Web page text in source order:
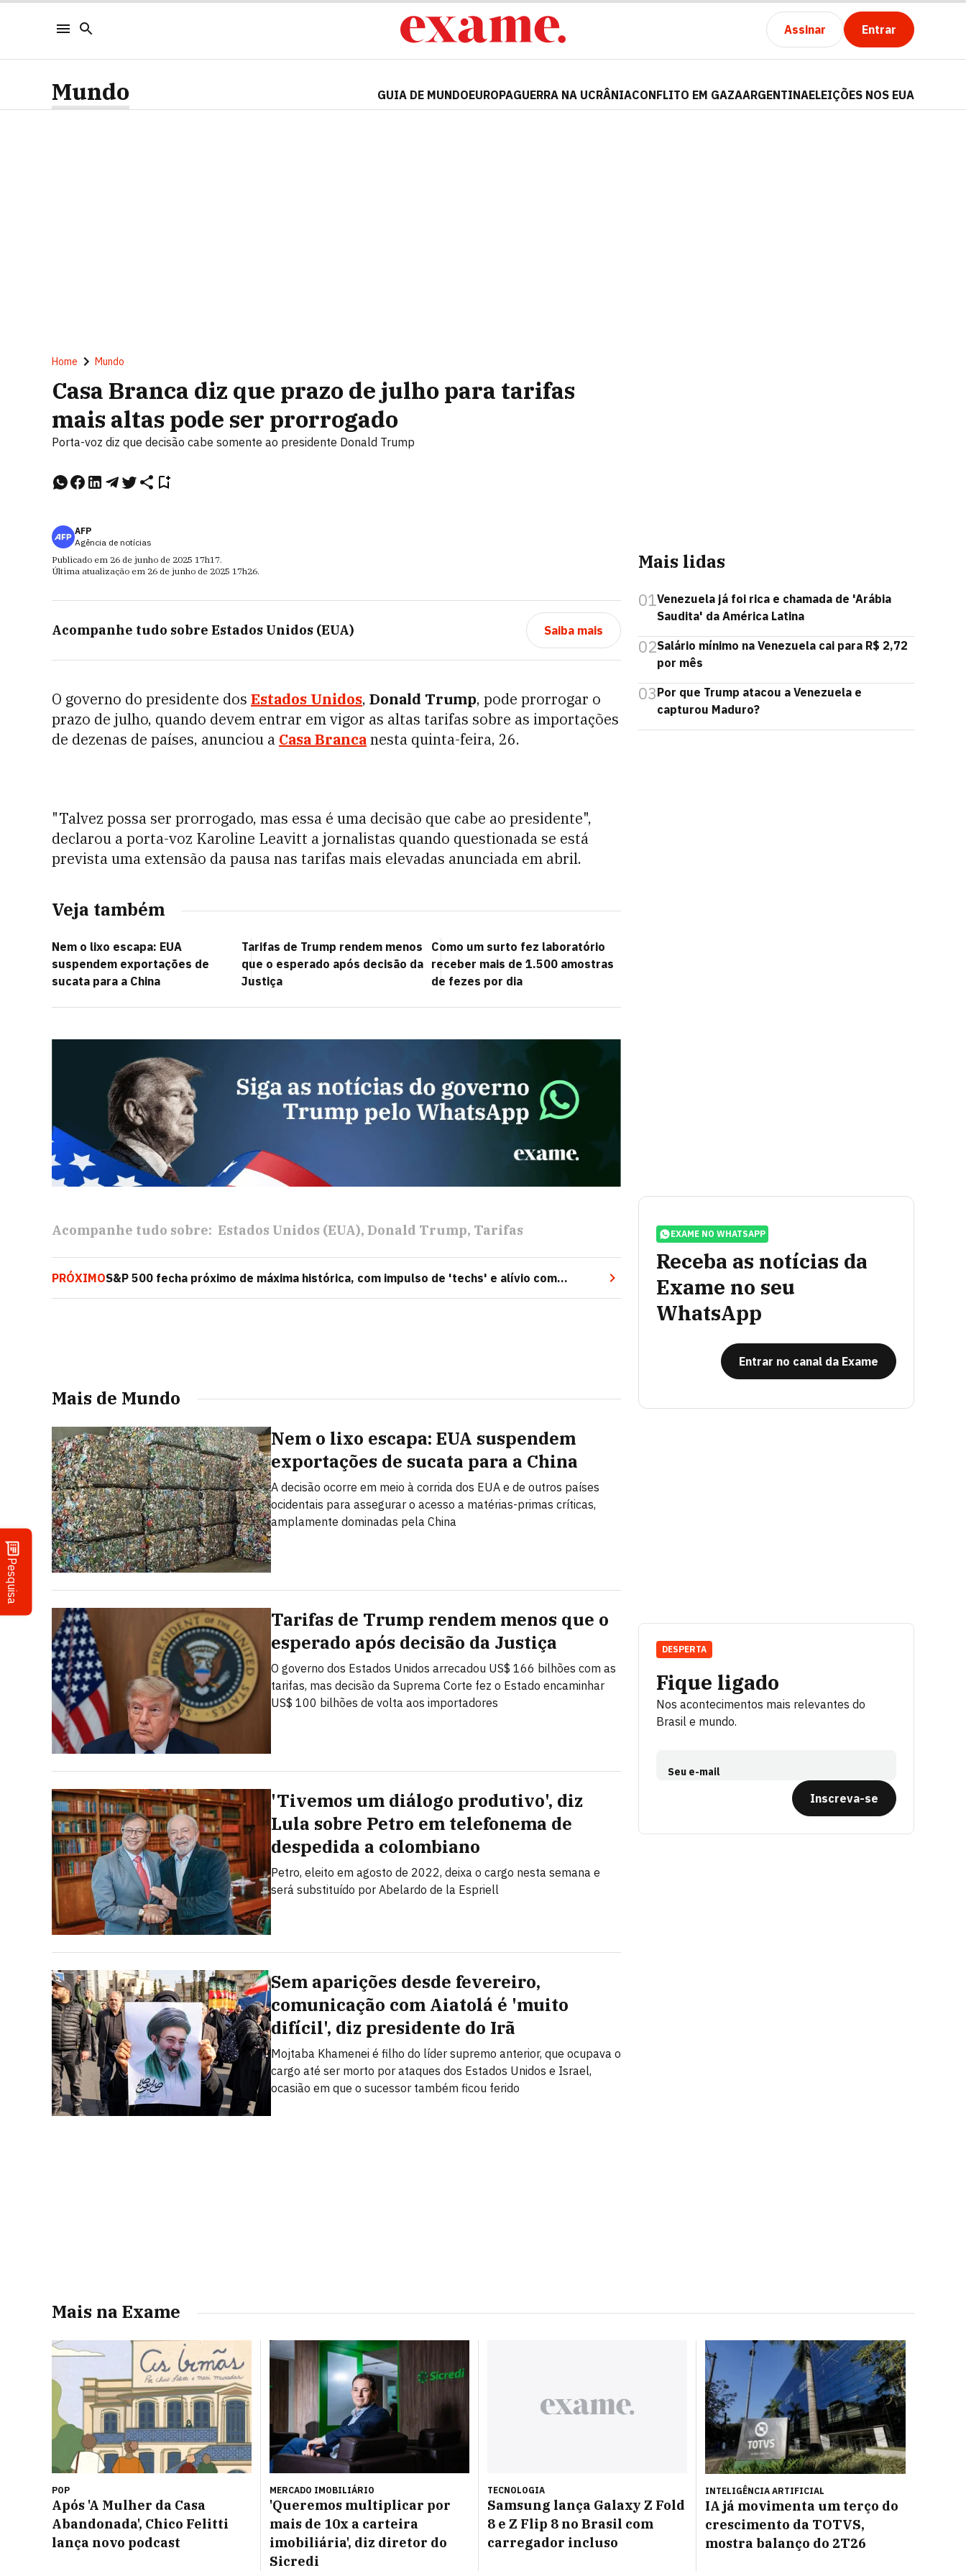
Assinar Entrar
Pesquisa
Mundo GUIA DE MUNDOEUROPAGUERRA NA UCRÂNIACONFLITO EM GAZAARGENTINAELEIÇÕES NOS EUA
Home Mundo
Casa Branca diz que prazo de julho para tarifas
mais altas pode ser prorrogado
Porta-voz diz que decisão cabe somente ao presidente Donald Trump
AFP
Agência de notícias
Publicado em 26 de junho de 2025 17h17.
Última atualização em 26 de junho de 2025 17h26.
Acompanhe tudo sobre Estados Unidos (EUA) Saiba mais
O governo do presidente dos Estados Unidos, Donald Trump, pode prorrogar o
prazo de julho, quando devem entrar em vigor as altas tarifas sobre as importações
de dezenas de países, anunciou a Casa Brancanesta quinta-feira, 26.
"Talvez possa ser prorrogado, mas essa é uma decisão que cabe ao presidente",
declarou a porta-voz Karoline Leavitt a jornalistas quando questionada se está
prevista uma extensão da pausa nas tarifas mais elevadas anunciada em abril.
Veja também
Nem o lixo escapa: EUA
suspendem exportações de
sucata para a China
Tarifas de Trump rendem menos
que o esperado após decisão da
Justiça
Como um surto fez laboratório
receber mais de 1.500 amostras
de fezes por dia
Acompanhe tudo sobre: Estados Unidos (EUA) Donald Trump Tarifas
PRÓXIMOS&P 500 fecha próximo de máxima histórica, com impulso de 'techs' e alívio com
'tarifaço'
Mais de Mundo
Nem o lixo escapa: EUA suspendem
exportações de sucata para a China
A decisão ocorre em meio à corrida dos EUA e de outros países
ocidentais para assegurar o acesso a matérias-primas críticas,
amplamente dominadas pela China
Tarifas de Trump rendem menos que o
esperado após decisão da Justiça
O governo dos Estados Unidos arrecadou US$ 166 bilhões com as
tarifas, mas decisão da Suprema Corte fez o Estado encaminhar
US$ 100 bilhões de volta aos importadores
'Tivemos um diálogo produtivo', diz
Lula sobre Petro em telefonema de
despedida a colombiano
Petro, eleito em agosto de 2022, deixa o cargo nesta semana e
será substituído por Abelardo de la Espriell
Sem aparições desde fevereiro,
comunicação com Aiatolá é 'muito
difícil', diz presidente do Irã
Mojtaba Khamenei é filho do líder supremo anterior, que ocupava o
cargo até ser morto por ataques dos Estados Unidos e Israel,
ocasião em que o sucessor também ficou ferido
Mais lidas
01Venezuela já foi rica e chamada de 'Arábia
Saudita' da América Latina
02Salário mínimo na Venezuela cai para R$ 2,72
por mês
03Por que Trump atacou a Venezuela e
capturou Maduro?
EXAME NO WHATSAPP
Receba as notícias da
Exame no seu
WhatsApp
Entrar no canal da Exame
Fique ligado
Nos acontecimentos mais relevantes do
Brasil e mundo.
Seu e-mail
Inscreva-se
DESPERTA
Mais na Exame
POP
Após 'A Mulher da Casa
Abandonada', Chico Felitti
lança novo podcast
MERCADO IMOBILIÁRIO
'Queremos multiplicar por
mais de 10x a carteira
imobiliária', diz diretor do
Sicredi
TECNOLOGIA
Samsung lança Galaxy Z Fold
8 e Z Flip 8 no Brasil com
carregador incluso
INTELIGÊNCIA ARTIFICIAL
IA já movimenta um terço do
crescimento da TOTVS,
mostra balanço do 2T26